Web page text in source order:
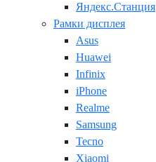
Яндекс.Станция
Рамки дисплея
Asus
Huawei
Infinix
iPhone
Realme
Samsung
Tecno
Xiaomi